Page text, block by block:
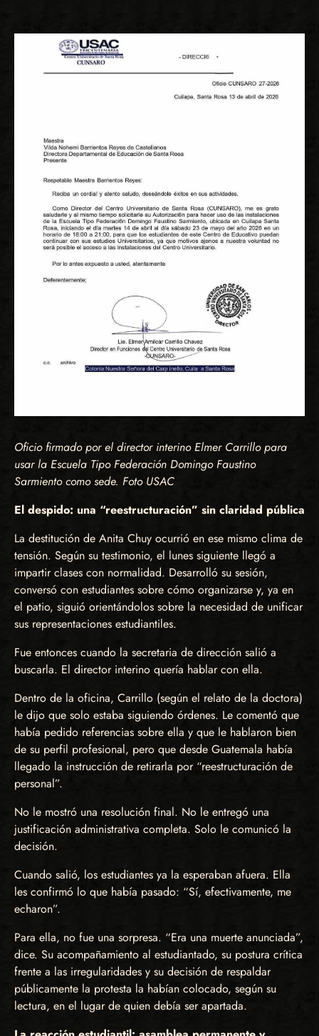
Oficio firmado por el director interino Elmer Carrillo para
usar la Escuela Tipo Federación Domingo Faustino
Sarmiento como sede. Foto USAC
El despido: una “reestructuración” sin claridad pública
La destitución de Anita Chuy ocurrió en ese mismo clima de
tensión. Según su testimonio, el lunes siguiente llegó a
impartir clases con normalidad. Desarrolló su sesión,
conversó con estudiantes sobre cómo organizarse y, ya en
el patio, siguió orientándolos sobre la necesidad de unificar
sus representaciones estudiantiles.
Fue entonces cuando la secretaria de dirección salió a
buscarla. El director interino quería hablar con ella.
Dentro de la oficina, Carrillo (según el relato de la doctora)
le dijo que solo estaba siguiendo órdenes. Le comentó que
había pedido referencias sobre ella y que le hablaron bien
de su perfil profesional, pero que desde Guatemala había
llegado la instrucción de retirarla por “reestructuración de
personal”.
No le mostró una resolución final. No le entregó una
justificación administrativa completa. Solo le comunicó la
decisión.
Cuando salió, los estudiantes ya la esperaban afuera. Ella
les confirmó lo que había pasado: “Sí, efectivamente, me
echaron”.
Para ella, no fue una sorpresa. “Era una muerte anunciada”,
dice. Su acompañamiento al estudiantado, su postura crítica
frente a las irregularidades y su decisión de respaldar
públicamente la protesta la habían colocado, según su
lectura, en el lugar de quien debía ser apartada.